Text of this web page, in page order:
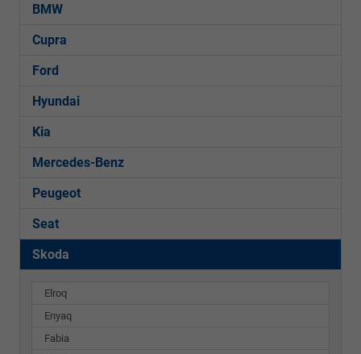
BMW
Cupra
Ford
Hyundai
Kia
Mercedes-Benz
Peugeot
Seat
Skoda
Elroq
Enyaq
Fabia